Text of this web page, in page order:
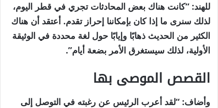
للهند: “كانت هناك بعض المحادثات تجري في قطر اليوم،
لذلك سنرى ما إذا كان بإمكاننا إحراز تقدم. أعتقد أن هناك
الكثير من الحديث ذهابًا وإيابًا حول لغة محددة في الوثيقة
الأولية، لذلك سيستغرق الأمر بضعة أيام”.
القصص الموصى بها
قائمة
نهاية
وأضاف: “لقد أعرب الرئيس عن رغبته في التوصل إلى